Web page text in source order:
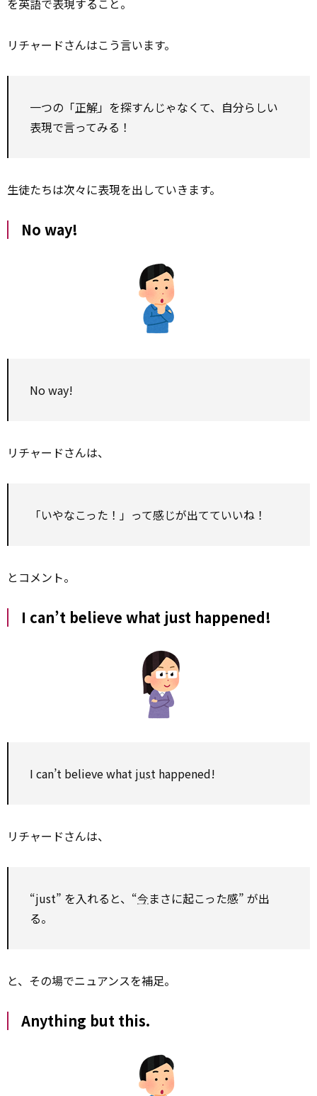
を英語で表現すること。
リチャードさんはこう言います。
一つの「正解」を探すんじゃなくて、自分らしい
表現で言ってみる！
生徒たちは次々に表現を出していきます。
No way!
No way!
リチャードさんは、
「いやなこった！」って感じが出てていいね！
とコメント。
I can’t believe what just happened!
I can’t believe what just happened!
リチャードさんは、
“just” を入れると、“今まさに起こった感” が出
る。
と、その場でニュアンスを補足。
Anything but this.